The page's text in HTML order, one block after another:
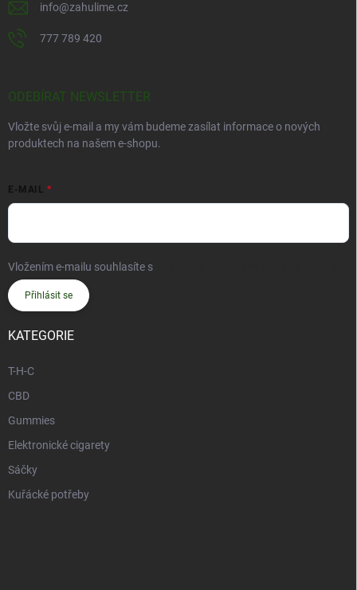
info@zahulime.cz
777 789 420
ODEBÍRAT NEWSLETTER
Vložte svůj e-mail a my vám budeme zasílat informace o nových
produktech na našem e-shopu.
E-MAIL
Vložením e-mailu souhlasíte s
Přihlásit se
KATEGORIE
T-H-C
CBD
Gummies
Elektronické cigarety
Sáčky
Kuřácké potřeby